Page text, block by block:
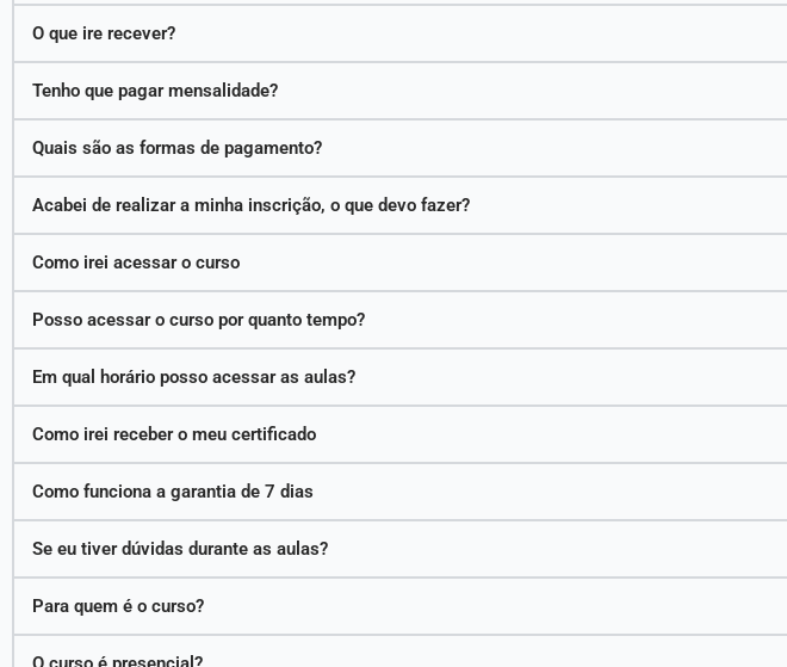
O que ire recever?
Tenho que pagar mensalidade?
Quais são as formas de pagamento?
Acabei de realizar a minha inscrição, o que devo fazer?
Como irei acessar o curso
Posso acessar o curso por quanto tempo?
Em qual horário posso acessar as aulas?
Como irei receber o meu certificado
Como funciona a garantia de 7 dias
Se eu tiver dúvidas durante as aulas?
Para quem é o curso?